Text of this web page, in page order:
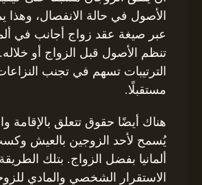
الأصول في حالة الانفصال، وهذا
عبر صيغة عقد زواج أجانب في
تنظم الأصول قبل الزواج أو
الترتيبات تسهم في تجنب النزاعات
مستقبلًا.
هناك أيضًا حقوق تتعلق بالإقامة
يُسمح لأحد الزوجين بالعيش
ألمانيا بفضل الزواج. بتلك
الاستقرار الشخصي والمادي